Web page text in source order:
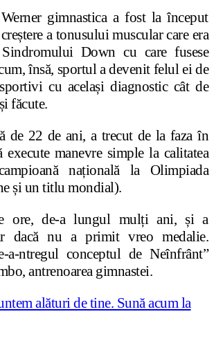
gimnastica a fost la început
a tonusului muscular care era
Down cu care fusese
însă, sportul a devenit felul ei de
cu același diagnostic cât de
făcute.
de 22 de ani, a trecut de la faza în
execute manevre simple la calitatea
națională la Olimpiada
și un titlu mondial).
ore, de-a lungul mulți ani, și a
dacă nu a primit vreo medalie.
a-ntregul conceptul de Neînfrânt”
antrenoarea gimnastei.